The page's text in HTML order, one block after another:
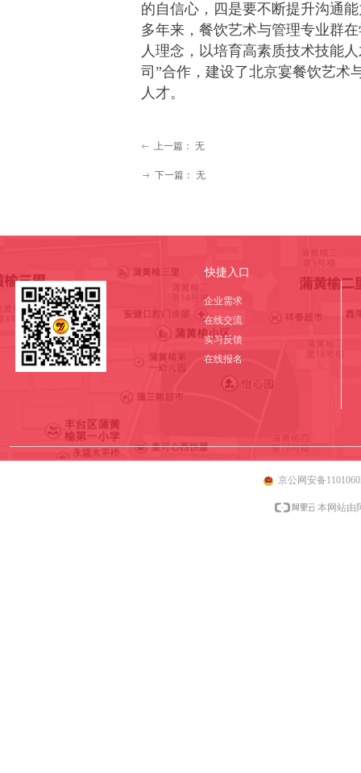
的自信心，四是要不断提升沟通
多年来，餐饮艺术与管理专业群
人理念，以培育高素质技术技能
司”合作，建设了北京宴餐饮艺术
人才。
ꂃ 上一篇： 无
ꁹ 下一篇： 无
快捷入口
企业需求
在线交流
实习反馈
在线报名
京公网安备
本网站由